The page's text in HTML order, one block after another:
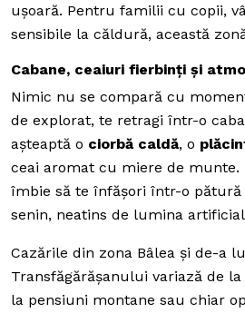
ușoară. Pentru familii cu copii,
sensibile la căldură, această
Cabane, ceaiuri fierbinți și
Nimic nu se compară cu
de explorat, te retragi într-o
așteaptă o ciorbă caldă, o
ceai aromat cu miere de munte.
îmbie să te înfășori într-o pătură
senin, neatins de lumina
Cazările din zona Bâlea și de-a
Transfăgărășanului variază de
la pensiuni montane sau chiar